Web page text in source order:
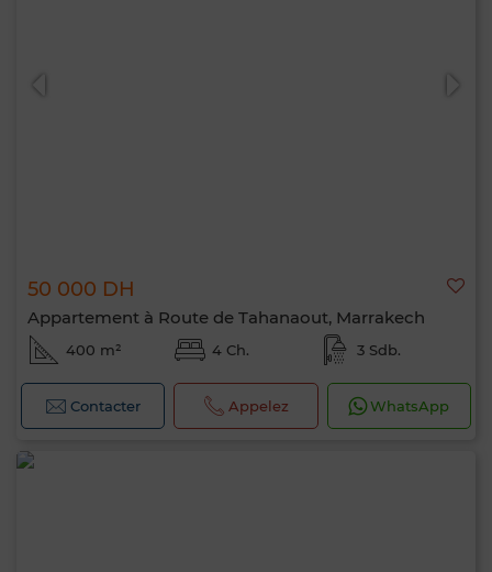
50 000 DH
Appartement à Route de Tahanaout, Marrakech
400 m² 4 Ch. 3 Sdb.
Contacter Appelez WhatsApp